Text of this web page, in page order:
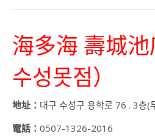
海多海 壽城
수성못점）
地址： 대구 수성구 용학로 76 . 3층(
電話： 0507-1326-2016